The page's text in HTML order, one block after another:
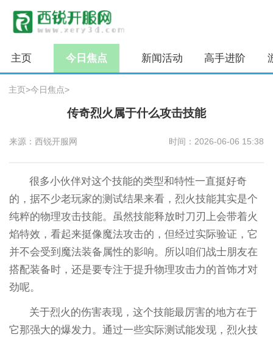
主页 今日焦点 新闻活动 高手进阶
主页>今日焦点>
传奇烈火属于什么攻击技能
来源：西锐开服网 时间：2026-06-06 15:38
很多小伙伴对这个技能的类型和特性一直挺好奇
的，据不少老玩家的测试结果来看，烈火技能其实是个
纯粹的物理攻击技能。虽然技能释放时刀刃上会带着火
焰特效，看起来挺像魔法攻击的，但经过实际验证，它
并不会受到魔法装备属性的影响。所以咱们战士朋友在
搭配装备时，还是要专注于提升物理攻击力的首饰才对
劲呢。
关于烈火的伤害表现，这个技能最厉害的地方在于
它那强大的爆发力。通过一些实际测试能发现，烈火技